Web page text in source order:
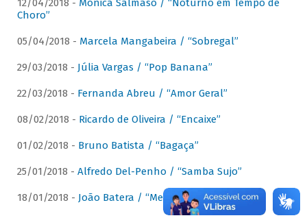
12/04/2018 - Mônica Salmaso / “Noturno em Tempo de
Choro”
05/04/2018 - Marcela Mangabeira / “Sobregal”
29/03/2018 - Júlia Vargas / “Pop Banana”
22/03/2018 - Fernanda Abreu / “Amor Geral”
08/02/2018 - Ricardo de Oliveira / “Encaixe”
01/02/2018 - Bruno Batista / “Bagaça”
25/01/2018 - Alfredo Del-Penho / “Samba Sujo”
18/01/2018 - João Batera / “Meu Pandeiro”